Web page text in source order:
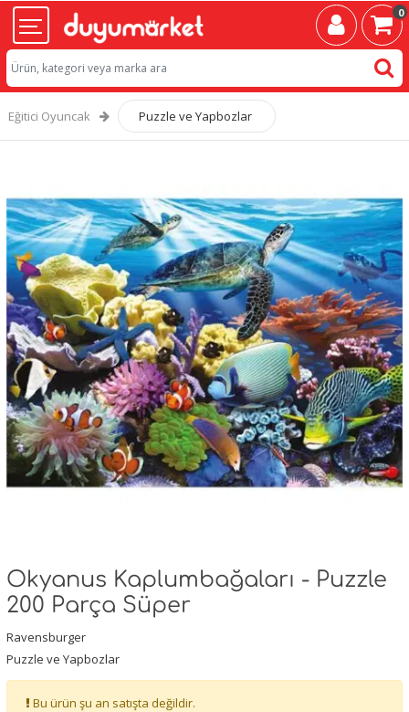
0
Eğitici Oyuncak Puzzle ve Yapbozlar
Okyanus Kaplumbağaları - Puzzle
200 Parça Süper
Ravensburger
Puzzle ve Yapbozlar
Bu ürün şu an satışta değildir.